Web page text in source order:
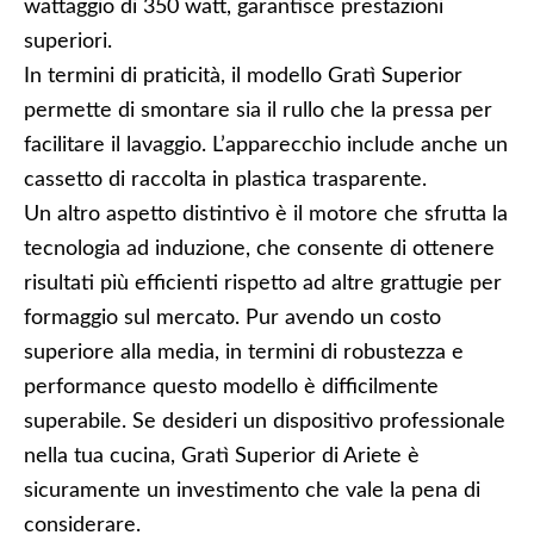
wattaggio di 350 watt, garantisce prestazioni
superiori.
In termini di praticità, il modello Gratì Superior
permette di smontare sia il rullo che la pressa per
facilitare il lavaggio. L’apparecchio include anche un
cassetto di raccolta in plastica trasparente.
Un altro aspetto distintivo è il motore che sfrutta la
tecnologia ad induzione, che consente di ottenere
risultati più efficienti rispetto ad altre grattugie per
formaggio sul mercato. Pur avendo un costo
superiore alla media, in termini di robustezza e
performance questo modello è difficilmente
superabile. Se desideri un dispositivo professionale
nella tua cucina, Gratì Superior di Ariete è
sicuramente un investimento che vale la pena di
considerare.